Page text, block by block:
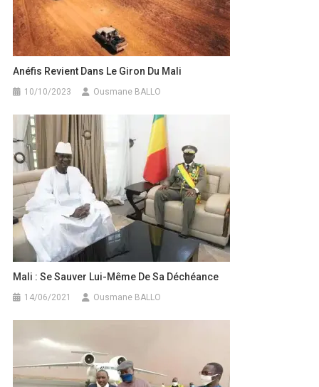
Anéfis Revient Dans Le Giron Du Mali
10/10/2023 Ousmane BALLO
Mali : Se Sauver Lui-Même De Sa Déchéance
14/06/2021 Ousmane BALLO